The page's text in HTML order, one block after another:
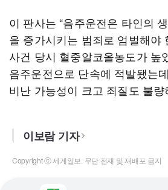
이 판사는 “음주운전은 타인의
을 증가시키는 범죄로 엄벌해야
사건 당시 혈중알코올농도가 높
음주운전으로 단속에 적발됐는
비난 가능성이 크고 죄질도 불량
이보람 기자
Copyright ⓒ 세계일보. 무단 전재 및 재배포 금지